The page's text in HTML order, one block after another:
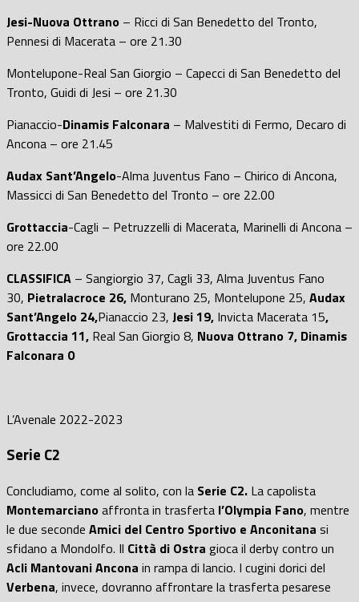
Jesi-Nuova Ottrano – Ricci di San Benedetto del Tronto,
Pennesi di Macerata – ore 21.30
Montelupone-Real San Giorgio – Capecci di San Benedetto del
Tronto, Guidi di Jesi – ore 21.30
Pianaccio-Dinamis Falconara – Malvestiti di Fermo, Decaro di
Ancona – ore 21.45
Audax Sant’Angelo-Alma Juventus Fano – Chirico di Ancona,
Massicci di San Benedetto del Tronto – ore 22.00
Grottaccia-Cagli – Petruzzelli di Macerata, Marinelli di Ancona –
ore 22.00
CLASSIFICA – Sangiorgio 37, Cagli 33, Alma Juventus Fano
30, Pietralacroce 26, Monturano 25, Montelupone 25, Audax
Sant’Angelo 24,Pianaccio 23, Jesi 19, Invicta Macerata 15,
Grottaccia 11, Real San Giorgio 8, Nuova Ottrano 7, Dinamis
Falconara 0
L’Avenale 2022-2023
Serie C2
Concludiamo, come al solito, con la Serie C2. La capolista
Montemarcianoaffronta in trasferta l’Olympia Fano, mentre
le due seconde Amici del Centro Sportivo e Anconitana si
sfidano a Mondolfo. Il Città di Ostra gioca il derby contro un
Acli Mantovani Ancona in rampa di lancio. I cugini dorici del
Verbena, invece, dovranno affrontare la trasferta pesarese